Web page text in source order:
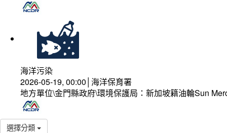
海洋污染
2026-05-19, 00:00│海洋保育署
地方單位\金門縣政府\環境保護局：新加坡籍油輪Sun
選擇分類